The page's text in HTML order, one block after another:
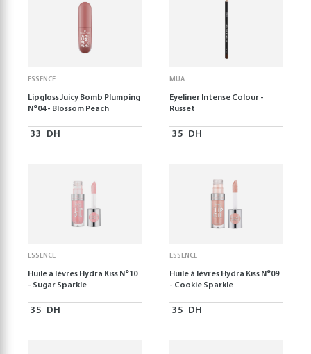
ESSENCE
Lipgloss Juicy Bomb Plumping
N°04 - Blossom Peach
33 DH
MUA
Eyeliner Intense Colour -
Russet
35 DH
ESSENCE
Huile à lèvres Hydra Kiss N°10
- Sugar Sparkle
35 DH
ESSENCE
Huile à lèvres Hydra Kiss N°09
- Cookie Sparkle
35 DH